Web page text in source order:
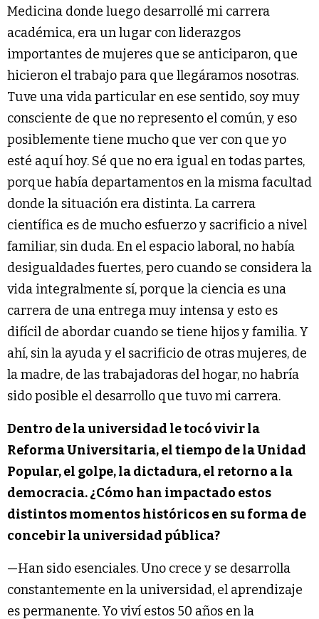
Medicina donde luego desarrollé mi carrera
académica, era un lugar con liderazgos
importantes de mujeres que se anticiparon, que
hicieron el trabajo para que llegáramos nosotras.
Tuve una vida particular en ese sentido, soy muy
consciente de que no represento el común, y eso
posiblemente tiene mucho que ver con que yo
esté aquí hoy. Sé que no era igual en todas partes,
porque había departamentos en la misma facultad
donde la situación era distinta. La carrera
científica es de mucho esfuerzo y sacrificio a nivel
familiar, sin duda. En el espacio laboral, no había
desigualdades fuertes, pero cuando se considera la
vida integralmente sí, porque la ciencia es una
carrera de una entrega muy intensa y esto es
difícil de abordar cuando se tiene hijos y familia. Y
ahí, sin la ayuda y el sacrificio de otras mujeres, de
la madre, de las trabajadoras del hogar, no habría
sido posible el desarrollo que tuvo mi carrera.
Dentro de la universidad le tocó vivir la
Reforma Universitaria, el tiempo de la Unidad
Popular, el golpe, la dictadura, el retorno a la
democracia. ¿Cómo han impactado estos
distintos momentos históricos en su forma de
concebir la universidad pública?
—Han sido esenciales. Uno crece y se desarrolla
constantemente en la universidad, el aprendizaje
es permanente. Yo viví estos 50 años en la